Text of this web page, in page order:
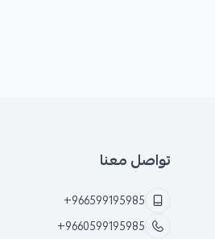
تواصل معنا
+966599195985
+9660599195985